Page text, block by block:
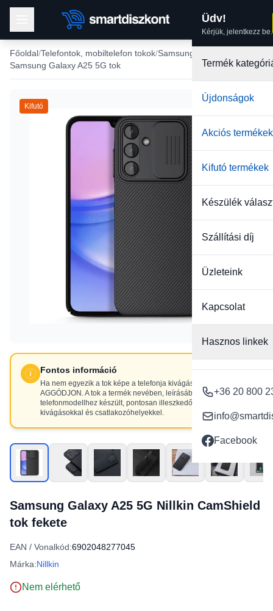
Üdv!
Kérjük, jelentkezz be.
Termék
Újdonságok
Akciós termékek
Kifutó termékek
Készülék
Szállítási díj
Üzleteink
Kapcsolat
Hasznos linkek
+36 20 800
Facebook
Főoldal Telefontok, mobiltelefon tokok Samsung tokok
Samsung Galaxy A25 5G tok
Fontos információ
Ha nem egyezik a tok képe a telefonja kivágásaival, NE
AGGÓDJON. A tok a termék nevében, leírásában szereplő
telefonmodellhez készült, pontosan illeszkedő
kivágásokkal és csatlakozóhelyekkel.
Kifutó
Samsung Galaxy A25 5G Nillkin CamShield
tok fekete
EAN / Vonalkód:6902048277045
Márka:Nillkin
Nem elérhető